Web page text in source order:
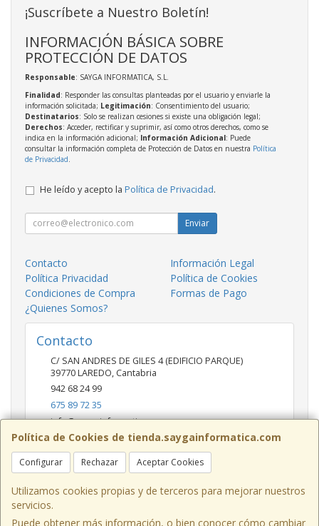
Política de Cookies de tienda.saygainformatica.com
Configurar Rechazar Aceptar Cookies
Utilizamos cookies propias y de terceros para mejorar nuestros
servicios.
Puede obtener más información, o bien conocer cómo cambiar
¡Suscríbete a Nuestro Boletín!
INFORMACIÓN BÁSICA SOBRE
PROTECCIÓN DE DATOS
Responsable: SAYGA INFORMATICA, S.L.
Finalidad: Responder las consultas planteadas por el usuario y enviarle la
información solicitada; Legitimación: Consentimiento del usuario;
Destinatarios: Solo se realizan cesiones si existe una obligación legal;
Derechos: Acceder, rectificar y suprimir, así como otros derechos, como se
indica en la información adicional; Información Adicional: Puede
consultar la información completa de Protección de Datos en nuestra Política
de Privacidad
He leído y acepto la Política de Privacidad.
Enviar
Contacto
Información Legal
Política Privacidad
Política de Cookies
Condiciones de Compra
Formas de Pago
¿Quienes Somos?
Contacto
C/ SAN ANDRES DE GILES 4 (EDIFICIO PARQUE)
39770LAREDO, Cantabria
942 68 24 99
675 89 72 35
info@saygainformatica.com
Horario
10-14 / 19:00-20:30